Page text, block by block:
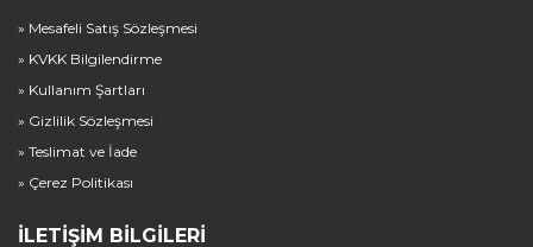
» Mesafeli Satış Sözleşmesi
» KVKK Bilgilendirme
» Kullanım Şartları
» Gizlilik Sözleşmesi
» Teslimat ve İade
» Çerez Politikası
İLETIŞIM BILGILERI